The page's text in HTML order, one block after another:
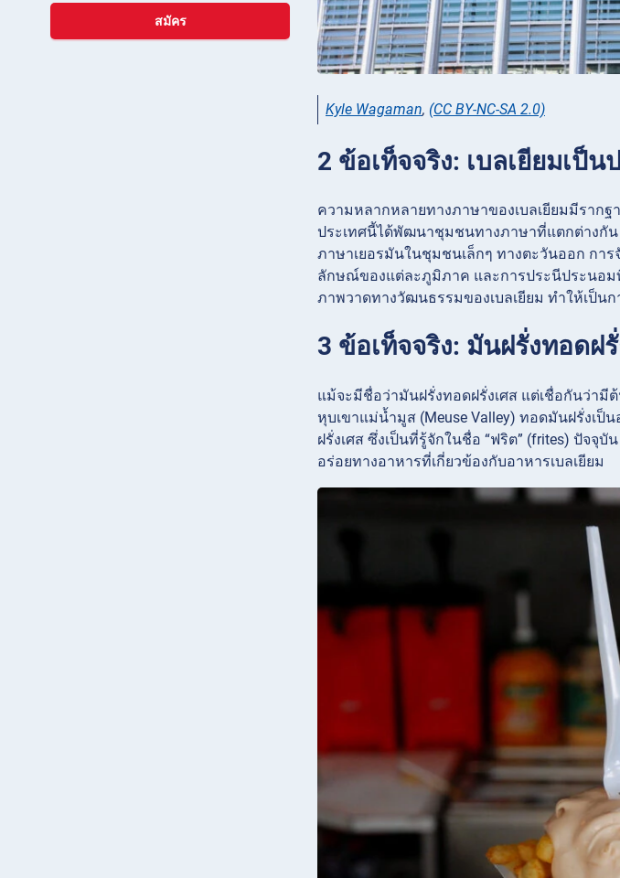
สมัคร
Kyle Wagaman, (CC BY-NC-SA 2.0)
2 ข้อเท็จจริง: เบลเยียมเป็
ความหลากหลายทางภาษาของเบลเยียมมีราก
ประเทศนี้ได้พัฒนาชุมชนทางภาษาที่แตกต่างกั
ภาษาเยอรมันในชุมชนเล็กๆ ทางตะวันออก กา
ลักษณ์ของแต่ละภูมิภาค และการประนีประนอ
ภาพวาดทางวัฒนธรรมของเบลเยียม ทำให้เป็
3 ข้อเท็จจริง: มันฝรั่งทอดฝ
แม้จะมีชื่อว่ามันฝรั่งทอดฝรั่งเศส แต่เชื่อกันว่ามี
หุบเขาแม่น้ำมูส (Meuse Valley) ทอดมันฝรั่งเ
ฝรั่งเศส ซึ่งเป็นที่รู้จักในชื่อ “ฟริต” (frites) ปัจจุ
อร่อยทางอาหารที่เกี่ยวข้องกับอาหารเบลเยียม